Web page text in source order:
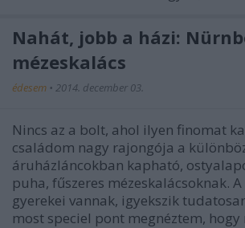
Nahát, jobb a házi:
mézeskalács
édesem • 2014. december 03.
Nincs az a bolt, ahol ilyen finomat
családom nagy rajongója a
áruházláncokban kapható,
puha, fűszeres mézeskalácsoknak.
gyerekei vannak, igyekszik
most speciel pont megnéztem,